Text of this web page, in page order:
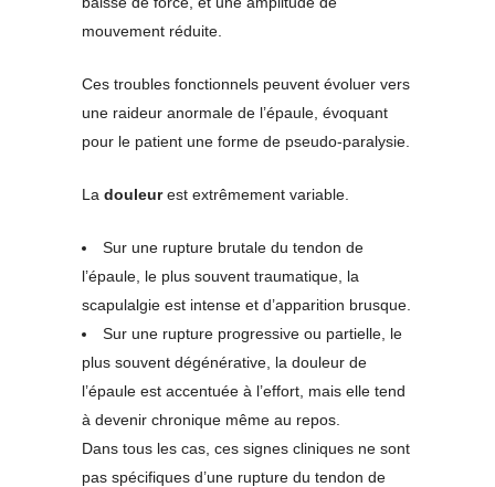
mouvement réduite.
Ces troubles fonctionnels peuvent évoluer vers
une raideur anormale de l’épaule, évoquant
pour le patient une forme de pseudo-paralysie.
La douleurest extrêmement variable.
Sur une rupture brutale du tendon de
l’épaule, le plus souvent traumatique, la
scapulalgie est intense et d’apparition brusque.
Sur une rupture progressive ou partielle, le
plus souvent dégénérative, la douleur de
l’épaule est accentuée à l’effort, mais elle tend
à devenir chronique même au repos.
Dans tous les cas, ces signes cliniques ne sont
pas spécifiques d’une rupture du tendon de